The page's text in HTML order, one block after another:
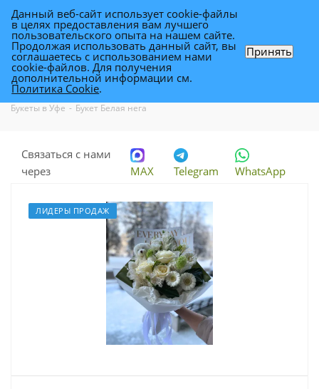
Букет Белая нега
Каталог - Каталог цветов в Уфе
Букеты в Уфе - Букет Белая нега
Связаться с нами
через
MAX Telegram WhatsApp
ЛИДЕРЫ ПРОДАЖ
Данный веб-сайт использует cookie-файлы
в целях предоставления вам лучшего
пользовательского опыта на нашем сайте.
Продолжая использовать данный сайт, вы
соглашаетесь с использованием нами
cookie-файлов. Для получения
дополнительной информации см.
Политика Cookie.
Принять